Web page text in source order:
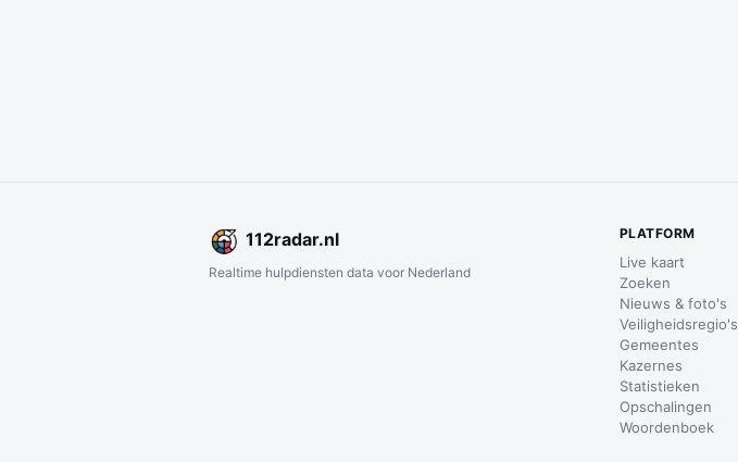
112radar.nl
Realtime hulpdiensten data voor Nederland
PLATFORM
Live kaart
Zoeken
Nieuws & foto's
Veiligheidsregio's
Gemeentes
Kazernes
Statistieken
Opschalingen
Woordenboek